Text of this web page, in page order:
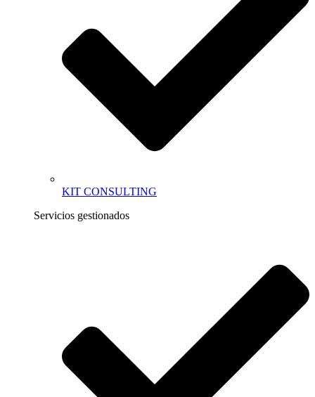
KIT CONSULTING
Servicios gestionados